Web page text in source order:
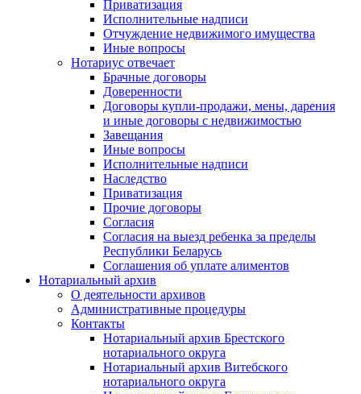
Приватизация
Исполнительные надписи
Отчуждение недвижимого имущества
Иные вопросы
Нотариус отвечает
Брачные договоры
Доверенности
Договоры купли-продажи, мены, дарения
и иные договоры с недвижимостью
Завещания
Иные вопросы
Исполнительные надписи
Наследство
Приватизация
Прочие договоры
Согласия
Согласия на выезд ребенка за пределы
Республики Беларусь
Соглашения об уплате алиментов
Нотариальный архив
О деятельности архивов
Административные процедуры
Контакты
Нотариальный архив Брестского
нотариального округа
Нотариальный архив Витебского
нотариального округа